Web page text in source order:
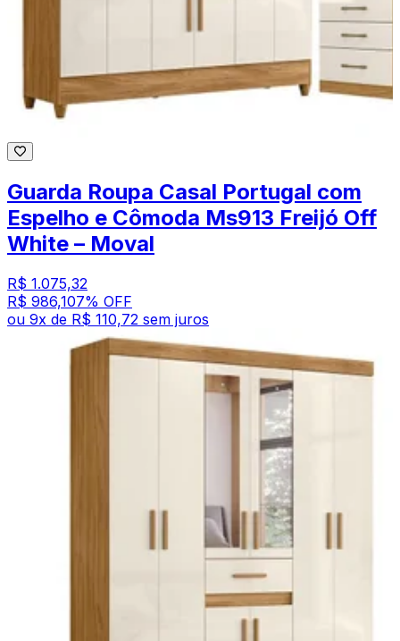
Guarda Roupa Casal Portugal com
Espelho e Cômoda Ms913 Freijó Off
White – Moval
R$ 1.075,32
R$ 986,107% OFF
ou 9x de R$ 110,72 sem juros